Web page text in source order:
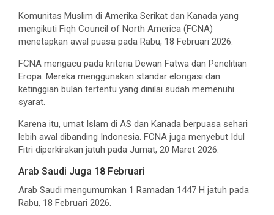
Komunitas Muslim di Amerika Serikat dan Kanada yang
mengikuti Fiqh Council of North America (FCNA)
menetapkan awal puasa pada Rabu, 18 Februari 2026.
FCNA mengacu pada kriteria Dewan Fatwa dan Penelitian
Eropa. Mereka menggunakan standar elongasi dan
ketinggian bulan tertentu yang dinilai sudah memenuhi
syarat.
Karena itu, umat Islam di AS dan Kanada berpuasa sehari
lebih awal dibanding Indonesia. FCNA juga menyebut Idul
Fitri diperkirakan jatuh pada Jumat, 20 Maret 2026.
Arab Saudi Juga 18 Februari
Arab Saudi mengumumkan 1 Ramadan 1447 H jatuh pada
Rabu, 18 Februari 2026.